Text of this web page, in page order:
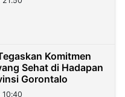
Komitmen
Sehat di Hadapan
Gorontalo